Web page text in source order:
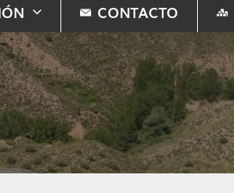
CONTACTO